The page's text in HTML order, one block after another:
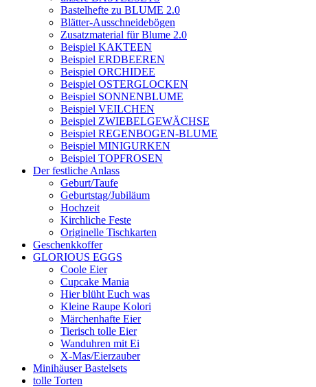
Bastelhefte zu BLUME 2.0
Blätter-Ausschneidebögen
Zusatzmaterial für Blume 2.0
Beispiel KAKTEEN
Beispiel ERDBEEREN
Beispiel ORCHIDEE
Beispiel OSTERGLOCKEN
Beispiel SONNENBLUME
Beispiel VEILCHEN
Beispiel ZWIEBELGEWÄCHSE
Beispiel REGENBOGEN-BLUME
Beispiel MINIGURKEN
Beispiel TOPFROSEN
Der festliche Anlass
Geburt/Taufe
Geburtstag/Jubiläum
Hochzeit
Kirchliche Feste
Originelle Tischkarten
Geschenkkoffer
GLORIOUS EGGS
Coole Eier
Cupcake Mania
Hier blüht Euch was
Kleine Raupe Kolori
Märchenhafte Eier
Tierisch tolle Eier
Wanduhren mit Ei
X-Mas/Eierzauber
Minihäuser Bastelsets
tolle Torten